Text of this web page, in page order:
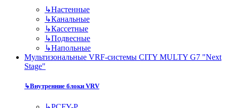
↳Настенные
↳Канальные
↳Кассетные
↳Подвесные
↳Напольные
Мультизональные VRF-системы CITY MULTY G7 "Next
Stage"
↳Внутренние блоки VRV